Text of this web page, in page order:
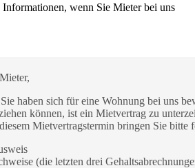
wenn Sie Mieter bei uns
haben sich für eine Wohnung bei uns
können, ist ein Mietvertrag zu
Mietvertragstermin bringen Sie bitte
(die letzten drei